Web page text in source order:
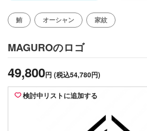
鮪 オーシャン 家紋
MAGUROのロゴ
49,800円 (税込54,780円)
検討中リストに追加する